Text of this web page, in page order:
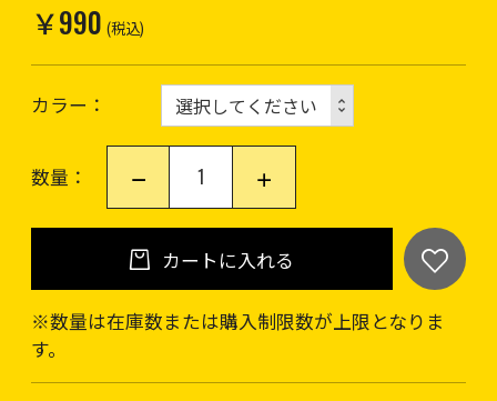
￥990 (税込)
カラー
数量：
カートに入れる
※数量は在庫数または購入制限数が上限となりま
す。